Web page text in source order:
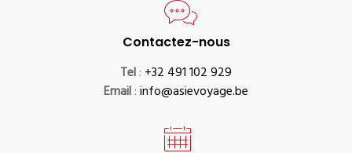
Contactez-nous
Tel: +32 491 102 929
Email:info@asievoyage.be